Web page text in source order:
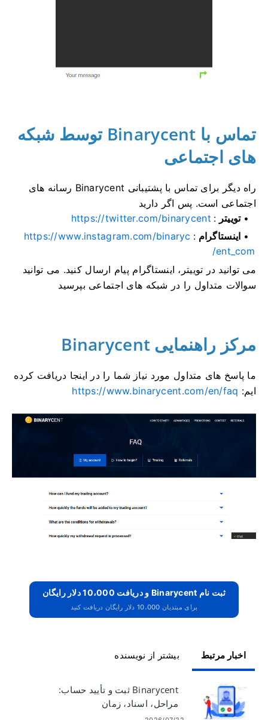
تماس با Binarycent توسط شبکه
های اجتماعی
راه دیگر برای تماس با پشتیبانی Binarycent رسانه های
اجتماعی است. پس اگر دارید
توییتر :
https://twitter.com/binarycent
اینستاگرام :
https://www.instagram.com/binaryc
ent_com/
می توانید در توییتر، اینستاگرام پیام ارسال کنید. می توانید
سوالات متداول را در شبکه های اجتماعی بپرسید
مرکز راهنمایی Binarycent
ما پاسخ های متداول مورد نیاز شما را در اینجا دریافت کرده
ایم: https://www.binarycent.com/en/faq
ثبت نام Binarycent و دریافت 10،000 دلار رایگان
برای مبتدیان 10،000 دلار رایگان دریافت کنید
بیشتر از نویسنده اخبار مرتبط
Binarycent ثبت و تأیید حساب:
مراحل، اسناد، زمان